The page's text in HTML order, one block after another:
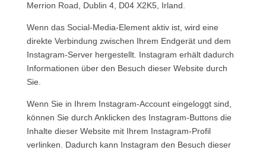
Merrion Road, Dublin 4, D04 X2K5, Irland.
Wenn das Social-Media-Element aktiv ist, wird eine
direkte Verbindung zwischen Ihrem Endgerät und dem
Instagram-Server hergestellt. Instagram erhält dadurch
Informationen über den Besuch dieser Website durch
Sie.
Wenn Sie in Ihrem Instagram-Account eingeloggt sind,
können Sie durch Anklicken des Instagram-Buttons die
Inhalte dieser Website mit Ihrem Instagram-Profil
verlinken. Dadurch kann Instagram den Besuch dieser